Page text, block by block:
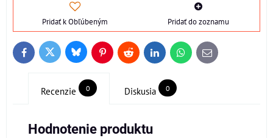
Pridať k Obľúbeným Pridať do zoznamu
FacebookTwitter BlueskyPinterestReddit LinkedInWhatsApp
E-
mail
Recenzie 0 Diskusia 0
Hodnotenie produktu